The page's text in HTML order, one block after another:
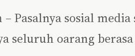
Pasalnya sosial
seluruh oarang